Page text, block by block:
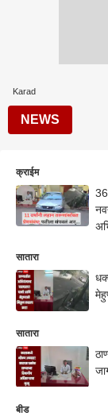
Karad
NEWS
क्राईम
36
सातारा
सातारा
बीड